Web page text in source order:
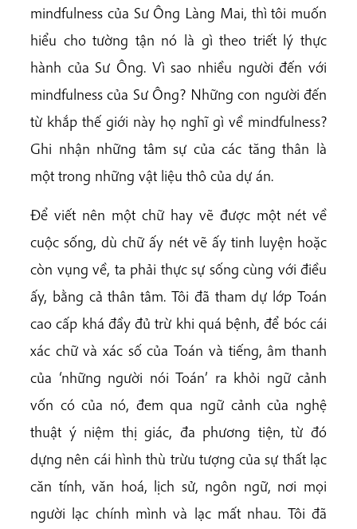
mindfulness của Sư Ông Làng Mai, thì tôi muốn
hiểu cho tường tận nó là gì theo triết lý thực
hành của Sư Ông. Vì sao nhiều người đến với
mindfulness của Sư Ông? Những con người đến
từ khắp thế giới này họ nghĩ gì về mindfulness?
Ghi nhận những tâm sự của các tăng thân là
một trong những vật liệu thô của dự án.
Để viết nên một chữ hay vẽ được một nét về
cuộc sống, dù chữ ấy nét vẽ ấy tinh luyện hoặc
còn vụng về, ta phải thực sự sống cùng với điều
ấy, bằng cả thân tâm. Tôi đã tham dự lớp Toán
cao cấp khá đầy đủ trừ khi quá bệnh, để bóc cái
xác chữ và xác số của Toán và tiếng, âm thanh
của ‘những người nói Toán’ ra khỏi ngữ cảnh
vốn có của nó, đem qua ngữ cảnh của nghệ
thuật ý niệm thị giác, đa phương tiện, từ đó
dựng nên cái hình thù trừu tượng của sự thất lạc
căn tính, văn hoá, lịch sử, ngôn ngữ, nơi mọi
người lạc chính mình và lạc mất nhau. Tôi đã